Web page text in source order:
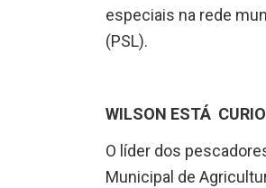
especiais na rede
(PSL).
WILSON ESTÁ
O líder dos
Municipal de